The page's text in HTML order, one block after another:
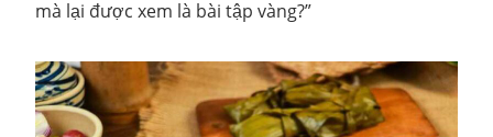
mà lại được xem là bài tập vàng?”